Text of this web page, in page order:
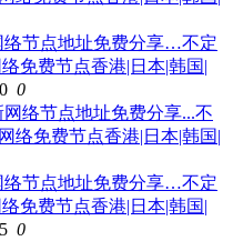
络节点地址免费分享…不定
免费节点香港|日本|韩国|
0
络节点地址免费分享…不定
免费节点香港|日本|韩国|
0